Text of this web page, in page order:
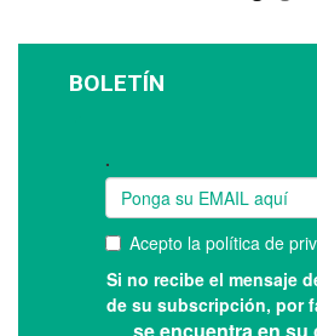
BOLETÍN